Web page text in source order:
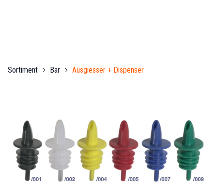
Sortiment Bar Ausgiesser + Dispenser